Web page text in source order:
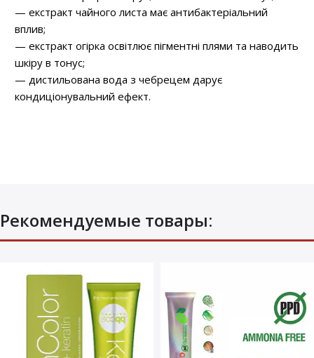
— екстракт чайного листа має антибактеріальний
вплив;
— екстракт огірка освітлює пігментні плями та наводить
шкіру в тонус;
— дистильована вода з чебрецем дарує
кондиціонувальний ефект.
Рекомендуемые товары: